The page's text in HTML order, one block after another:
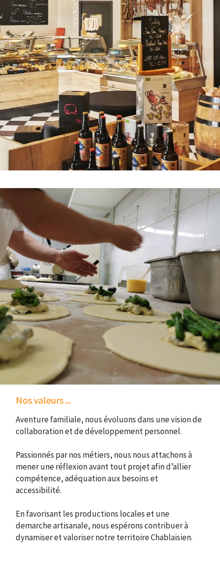
Nos valeurs ...
Aventure familiale, nous évoluons dans une vision de
collaboration et de développement personnel.
Passionnés par nos métiers, nous nous attachons à
mener une réflexion avant tout projet afin d’allier
compétence, adéquation aux besoins et
accessibilité.
En favorisant les productions locales et une
demarche artisanale, nous espérons contribuer à
dynamiser et valoriser notre territoire Chablaisien.